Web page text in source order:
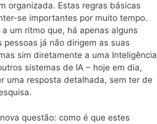
organizada. Estas regras básicas
se importantes por muito tempo.
um ritmo que, há apenas alguns
já não dirigem as suas
sim diretamente a uma Inteligência
sistemas de IA – hoje em dia,
uma resposta detalhada, sem ter de
questão: como é que estes